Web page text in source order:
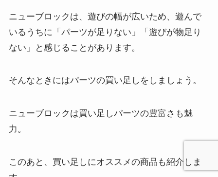
ニューブロックは、遊びの幅が広いため、遊んで
いるうちに「パーツが足りない」「遊びが物足り
ない」と感じることがあります。
そんなときにはパーツの買い足しをしましょう。
ニューブロックは買い足しパーツの豊富さも魅
力。
このあと、買い足しにオススメの商品も紹介しま